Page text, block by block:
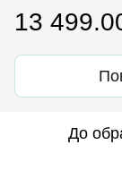
13
До